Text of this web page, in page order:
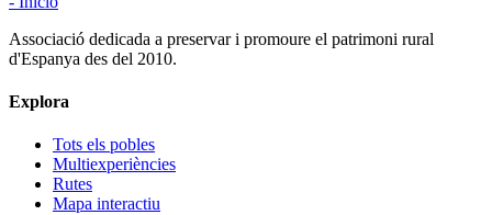
Associació dedicada a preservar i promoure el patrimoni rural
d'Espanya des del 2010.
Explora
Tots els pobles
Multiexperiències
Rutes
Mapa interactiu